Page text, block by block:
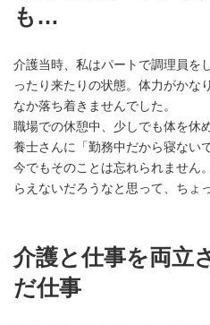
も…
介護当時、私はパートで調理員を
ったり来たりの状態。体力がかな
なか落ち着きませんでした。
職場での休憩中、少しでも体を休
養士さんに「勤務中だから寝ない
今でもそのことは忘れられません
らえないだろうなと思って、ちょ
介護と仕事を両立
だ仕事